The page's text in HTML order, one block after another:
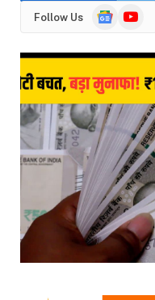
Follow Us
Google